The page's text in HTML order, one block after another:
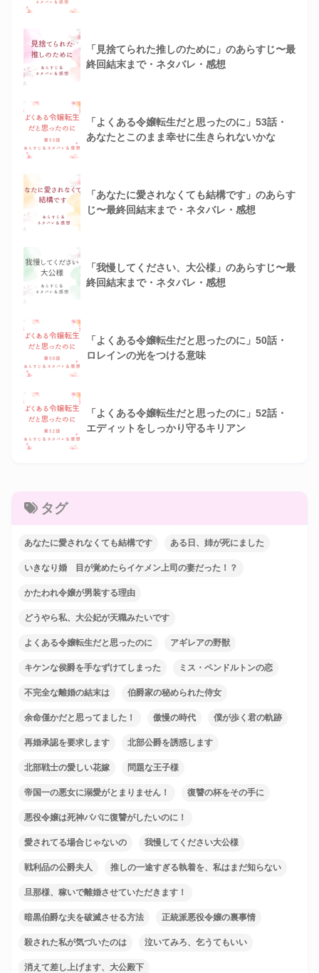
「見捨てられた推しのために」のあらすじ〜最
終回結末まで・ネタバレ・感想
「よくある令嬢転生だと思ったのに」53話・
あなたとこのまま幸せに生きられないかな
「あなたに愛されなくても結構です」のあらす
じ〜最終回結末まで・ネタバレ・感想
「我慢してください、大公様」のあらすじ〜最
終回結末まで・ネタバレ・感想
「よくある令嬢転生だと思ったのに」50話・
ロレインの光をつける意味
「よくある令嬢転生だと思ったのに」52話・
エディットをしっかり守るキリアン
タグ
あなたに愛されなくても結構です ある日、姉が死にました
いきなり婚 目が覚めたらイケメン上司の妻だった！？
かたわれ令嬢が男装する理由
どうやら私、大公妃が天職みたいです
よくある令嬢転生だと思ったのに アギレアの野獣
キケンな侯爵を手なずけてしまった ミス・ペンドルトンの恋
不完全な離婚の結末は 伯爵家の秘められた侍女
余命僅かだと思ってました！ 傲慢の時代 僕が歩く君の軌跡
再婚承認を要求します 北部公爵を誘惑します
北部戦士の愛しい花嫁 問題な王子様
帝国一の悪女に溺愛がとまりません！ 復讐の杯をその手に
悪役令嬢は死神パパに復讐がしたいのに！
愛されてる場合じゃないの 我慢してください大公様
戦利品の公爵夫人 推しの一途すぎる執着を、私はまだ知らない
旦那様、稼いで離婚させていただきます！
暗黒伯爵な夫を破滅させる方法 正統派悪役令嬢の裏事情
殺された私が気づいたのは 泣いてみろ、乞うてもいい
消えて差し上げます、大公殿下